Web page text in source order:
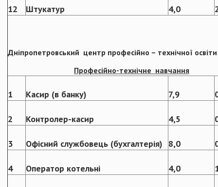
12 Штукатур 4,0
Дніпропетровський центр професійно – технічної
Професійно-технічне навчання
1 Касир (в банку) 7,9
2 Контролер-касир 4,5
3 Офісний службовець (бухгалтерія) 8,0
4 Оператор котельні 4,0